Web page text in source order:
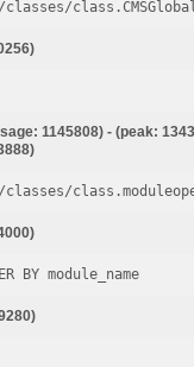
classes/
1145808) - (peak:
classes/